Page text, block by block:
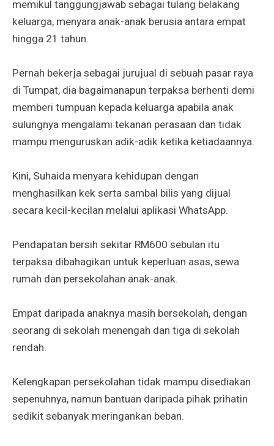
memikul tanggungjawab sebagai tulang belakang
keluarga, menyara anak-anak berusia antara empat
hingga 21 tahun.
Pernah bekerja sebagai jurujual di sebuah pasar raya
di Tumpat, dia bagaimanapun terpaksa berhenti demi
memberi tumpuan kepada keluarga apabila anak
sulungnya mengalami tekanan perasaan dan tidak
mampu menguruskan adik-adik ketika ketiadaannya.
Kini, Suhaida menyara kehidupan dengan
menghasilkan kek serta sambal bilis yang dijual
secara kecil-kecilan melalui aplikasi WhatsApp.
Pendapatan bersih sekitar RM600 sebulan itu
terpaksa dibahagikan untuk keperluan asas, sewa
rumah dan persekolahan anak-anak.
Empat daripada anaknya masih bersekolah, dengan
seorang di sekolah menengah dan tiga di sekolah
rendah.
Kelengkapan persekolahan tidak mampu disediakan
sepenuhnya, namun bantuan daripada pihak prihatin
sedikit sebanyak meringankan beban.